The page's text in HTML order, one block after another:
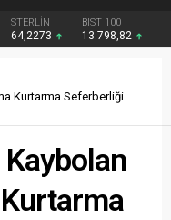
STERLİN
64,2273
BIST 100
13.798,82
Kurtarma Seferberliği
Kaybolan